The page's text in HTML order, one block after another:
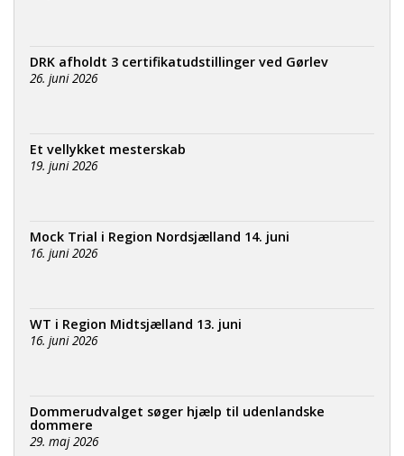
DRK afholdt 3 certifikatudstillinger ved Gørlev
26. juni 2026
Et vellykket mesterskab
19. juni 2026
Mock Trial i Region Nordsjælland 14. juni
16. juni 2026
WT i Region Midtsjælland 13. juni
16. juni 2026
Dommerudvalget søger hjælp til udenlandske
dommere
29. maj 2026